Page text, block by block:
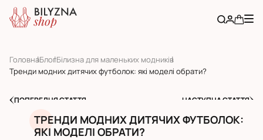
ГоловнаБлогБілизна для маленьких модників
Тренди модних дитячих футболок: які моделі обрати?
ПОПЕРЕДНЯ СТАТТЯ НАСТУПНА СТАТТЯ
ТРЕНДИ МОДНИХ ДИТЯЧИХ ФУТБОЛОК:
ЯКІ МОДЕЛІ ОБРАТИ?